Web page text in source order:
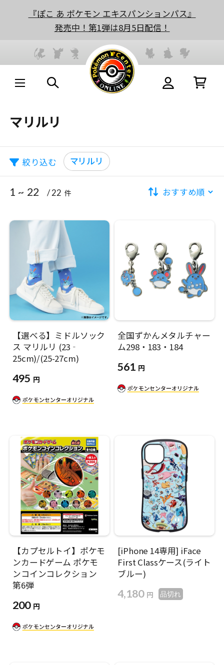
『ぽこ あ ポケモン エキスパンションパス』
発売中！第1弾は8月5日配信！
マリルリ
絞り込む マリルリ
1 ~ 22 / 22 件
【選べる】ミドルソック
ス マリルリ (23‐
25cm)/(25-27cm)
495 円
全国ずかんメタルチャー
ム298・183・184
561 円
【カプセルトイ】ポケモ
ンカードゲーム ポケモ
ンコインコレクション
第6弾
200 円
[iPhone 14専用] iFace
First Classケース(ライト
ブルー)
4,180 円 品切れ